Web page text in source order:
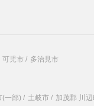
可児市 / 多治見市
(一部) / 土岐市 / 加茂郡 川辺